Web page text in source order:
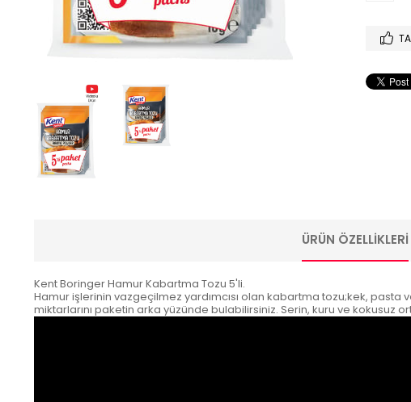
ÜRÜN ÖZELLIKLERI
Kent Boringer Hamur Kabartma Tozu 5'li.
Hamur işlerinin vazgeçilmez yardımcısı olan kabartma tozu;kek, pasta
miktarlarını paketin arka yüzünde bulabilirsiniz. Serin, kuru ve kokusuz